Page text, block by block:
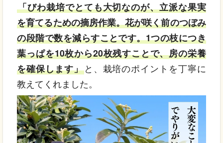
「びわ栽培でとても大切なのが、立派な果実
を育てるための摘房作業。花が咲く前のつぼみ
の段階で数を減らすことです。1つの枝につき
葉っぱを10枚から20枚残すことで、房の栄養
を確保します」と、栽培のポイントを丁寧に
教えてくれました。